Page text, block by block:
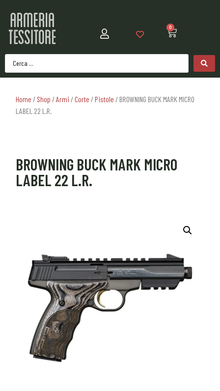
0
Home / Shop /Armi /Corte /Pistole / BROWNING BUCK MARK MICRO
LABEL 22 L.R.
BROWNING BUCK MARK MICRO
LABEL 22 L.R.